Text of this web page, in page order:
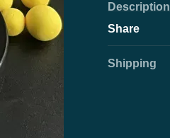
Description
Share
Shipping